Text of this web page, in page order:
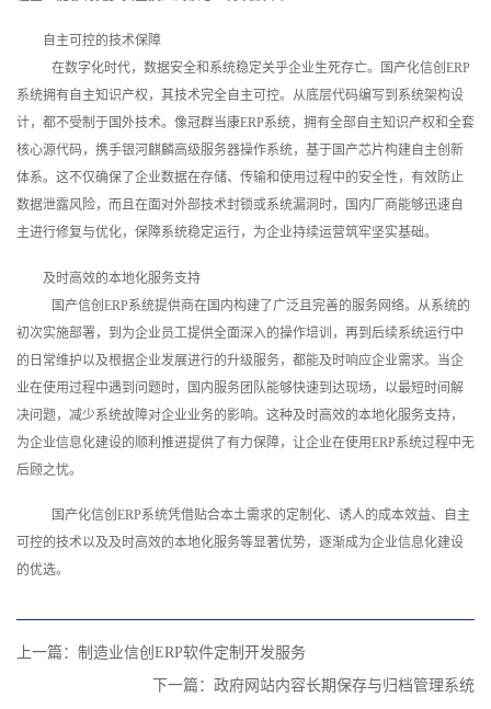
自主可控的技术保障
在数字化时代，数据安全和系统稳定关乎企业生死存亡。国产化信创ERP
系统拥有自主知识产权，其技术完全自主可控。从底层代码编写到系统架构设
计，都不受制于国外技术。像冠群当康ERP系统，拥有全部自主知识产权和全套
核心源代码，携手银河麒麟高级服务器操作系统，基于国产芯片构建自主创新
体系。这不仅确保了企业数据在存储、传输和使用过程中的安全性，有效防止
数据泄露风险，而且在面对外部技术封锁或系统漏洞时，国内厂商能够迅速自
主进行修复与优化，保障系统稳定运行，为企业持续运营筑牢坚实基础。
及时高效的本地化服务支持
国产信创ERP系统提供商在国内构建了广泛且完善的服务网络。从系统的
初次实施部署，到为企业员工提供全面深入的操作培训，再到后续系统运行中
的日常维护以及根据企业发展进行的升级服务，都能及时响应企业需求。当企
业在使用过程中遇到问题时，国内服务团队能够快速到达现场，以最短时间解
决问题，减少系统故障对企业业务的影响。这种及时高效的本地化服务支持，
为企业信息化建设的顺利推进提供了有力保障，让企业在使用ERP系统过程中无
后顾之忧。
国产化信创ERP系统凭借贴合本土需求的定制化、诱人的成本效益、自主
可控的技术以及及时高效的本地化服务等显著优势，逐渐成为企业信息化建设
的优选。
上一篇： 制造业信创ERP软件定制开发服务
下一篇： 政府网站内容长期保存与归档管理系统